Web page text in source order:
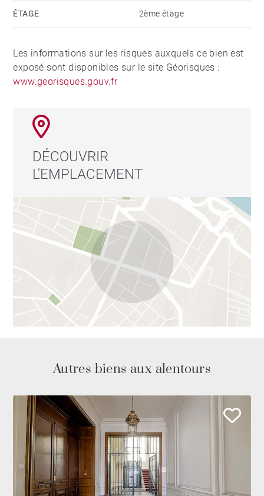
ÉTAGE 2ème étage
Les informations sur les risques auxquels ce bien est
exposé sont disponibles sur le site Géorisques :
www.georisques.gouv.fr
DÉCOUVRIR
L'EMPLACEMENT
Autres biens aux alentours